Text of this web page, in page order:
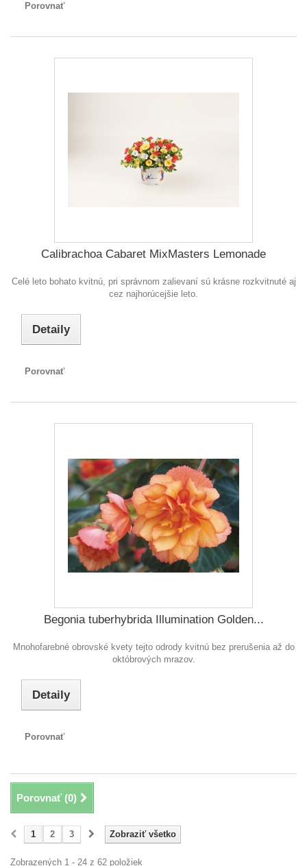
Porovnať
Calibrachoa Cabaret MixMasters Lemonade
Celé leto bohato kvitnú, pri správnom zalievaní sú krásne rozkvitnuté aj
cez najhorúcejšie leto.
Detaily
Porovnať
Begonia tuberhybrida Illumination Golden...
Mnohofarebné obrovské kvety tejto odrody kvitnú bez prerušenia až do
októbrových mrazov.
Detaily
Porovnať
Porovnať (0)
Zobraziť všetko
1 2 3
Zobrazených 1 - 24 z 62 položiek